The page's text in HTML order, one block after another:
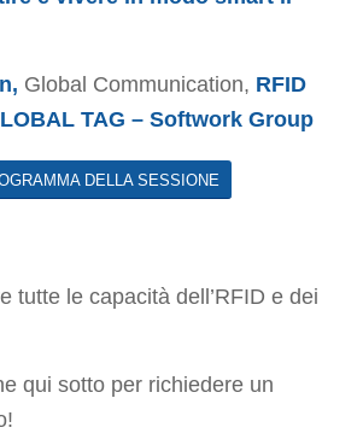
Global Communication, RFID
TAG – Softwork Group
DELLA SESSIONE
tutte le capacità dell’RFID e dei
qui sotto per richiedere un